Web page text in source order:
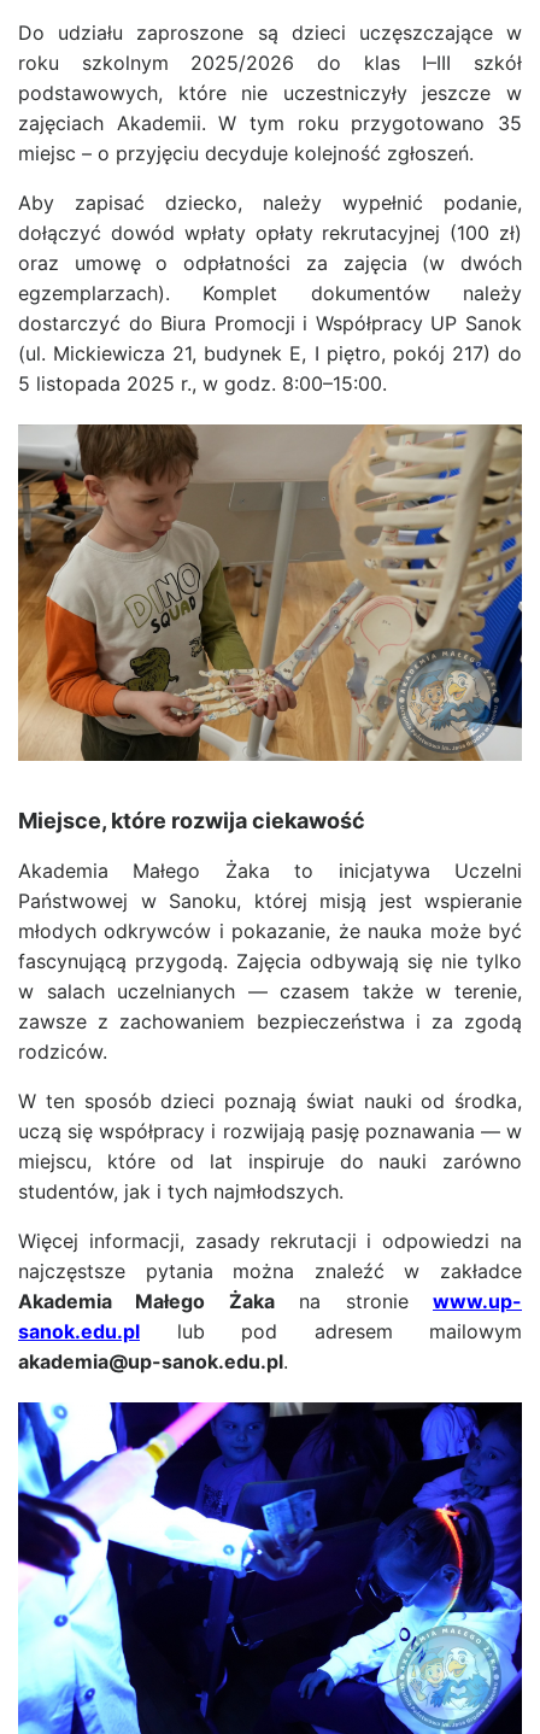
Do udziału zaproszone są dzieci uczęszczające w
roku szkolnym 2025/2026 do klas I–III szkół
podstawowych, które nie uczestniczyły jeszcze w
zajęciach Akademii. W tym roku przygotowano 35
miejsc – o przyjęciu decyduje kolejność zgłoszeń.
Aby zapisać dziecko, należy wypełnić podanie,
dołączyć dowód wpłaty opłaty rekrutacyjnej (100 zł)
oraz umowę o odpłatności za zajęcia (w dwóch
egzemplarzach). Komplet dokumentów należy
dostarczyć do Biura Promocji i Współpracy UP Sanok
(ul. Mickiewicza 21, budynek E, I piętro, pokój 217) do
5 listopada 2025 r., w godz. 8:00–15:00.
Miejsce, które rozwija ciekawość
Akademia Małego Żaka to inicjatywa Uczelni
Państwowej w Sanoku, której misją jest wspieranie
młodych odkrywców i pokazanie, że nauka może być
fascynującą przygodą. Zajęcia odbywają się nie tylko
w salach uczelnianych — czasem także w terenie,
zawsze z zachowaniem bezpieczeństwa i za zgodą
rodziców.
W ten sposób dzieci poznają świat nauki od środka,
uczą się współpracy i rozwijają pasję poznawania — w
miejscu, które od lat inspiruje do nauki zarówno
studentów, jak i tych najmłodszych.
Więcej informacji, zasady rekrutacji i odpowiedzi na
najczęstsze pytania można znaleźć w zakładce
Akademia Małego Żakana stroniewww.up-
sanok.edu.pl lub pod adresem mailowym
akademia@up-sanok.edu.pl.